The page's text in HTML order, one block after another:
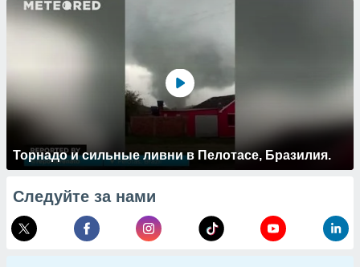
Торнадо и сильные ливни в Пелотасе, Бразилия.
Следуйте за нами